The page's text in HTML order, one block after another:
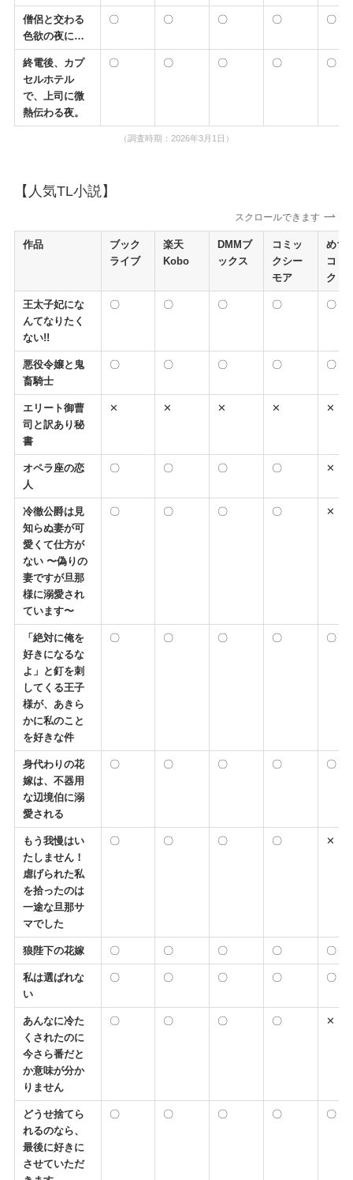
僧侶と交わる
色欲の夜に…
〇 〇 〇 〇 〇
終電後、カプ
セルホテル
で、上司に微
熱伝わる夜。
〇 〇 〇 〇 〇
（調査時期：2026年3月1日）
【人気TL小説】
スクロールできます
作品
ブック
ライブ
楽天
Kobo
DMMブ
ックス
コミッ
クシー
モア
めち
コミ
ク
王太子妃にな
んてなりたく
ない!!
〇 〇 〇 〇 〇
悪役令嬢と鬼
畜騎士
〇 〇 〇 〇 〇
エリート御曹
司と訳あり秘
書
✕ ✕ ✕ ✕ ✕
オペラ座の恋
人
〇 〇 〇 〇 ✕
冷徹公爵は見
知らぬ妻が可
愛くて仕方が
ない 〜偽りの
妻ですが旦那
様に溺愛され
ています〜
〇 〇 〇 〇 ✕
「絶対に俺を
好きになるな
よ」と釘を刺
してくる王子
様が、あきら
かに私のこと
を好きな件
〇 〇 〇 〇 〇
身代わりの花
嫁は、不器用
な辺境伯に溺
愛される
〇 〇 〇 〇 〇
もう我慢はい
たしません！
虐げられた私
を拾ったのは
一途な旦那サ
マでした
〇 〇 〇 〇 ✕
狼陛下の花嫁 〇 〇 〇 〇 〇
私は選ばれな
い
〇 〇 〇 〇 〇
あんなに冷た
くされたのに
今さら番だと
か意味が分か
りません
〇 〇 〇 〇 ✕
どうせ捨てら
れるのなら、
最後に好きに
させていただ
〇 〇 〇 〇 〇